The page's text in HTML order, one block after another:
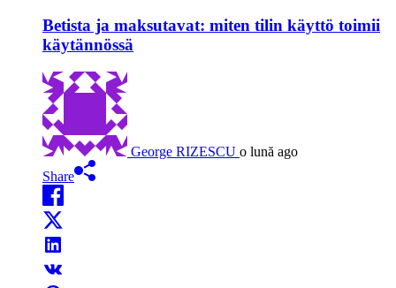
Betista ja maksutavat: miten tilin käyttö toimii
käytännössä
George RIZESCU o lună ago
Share